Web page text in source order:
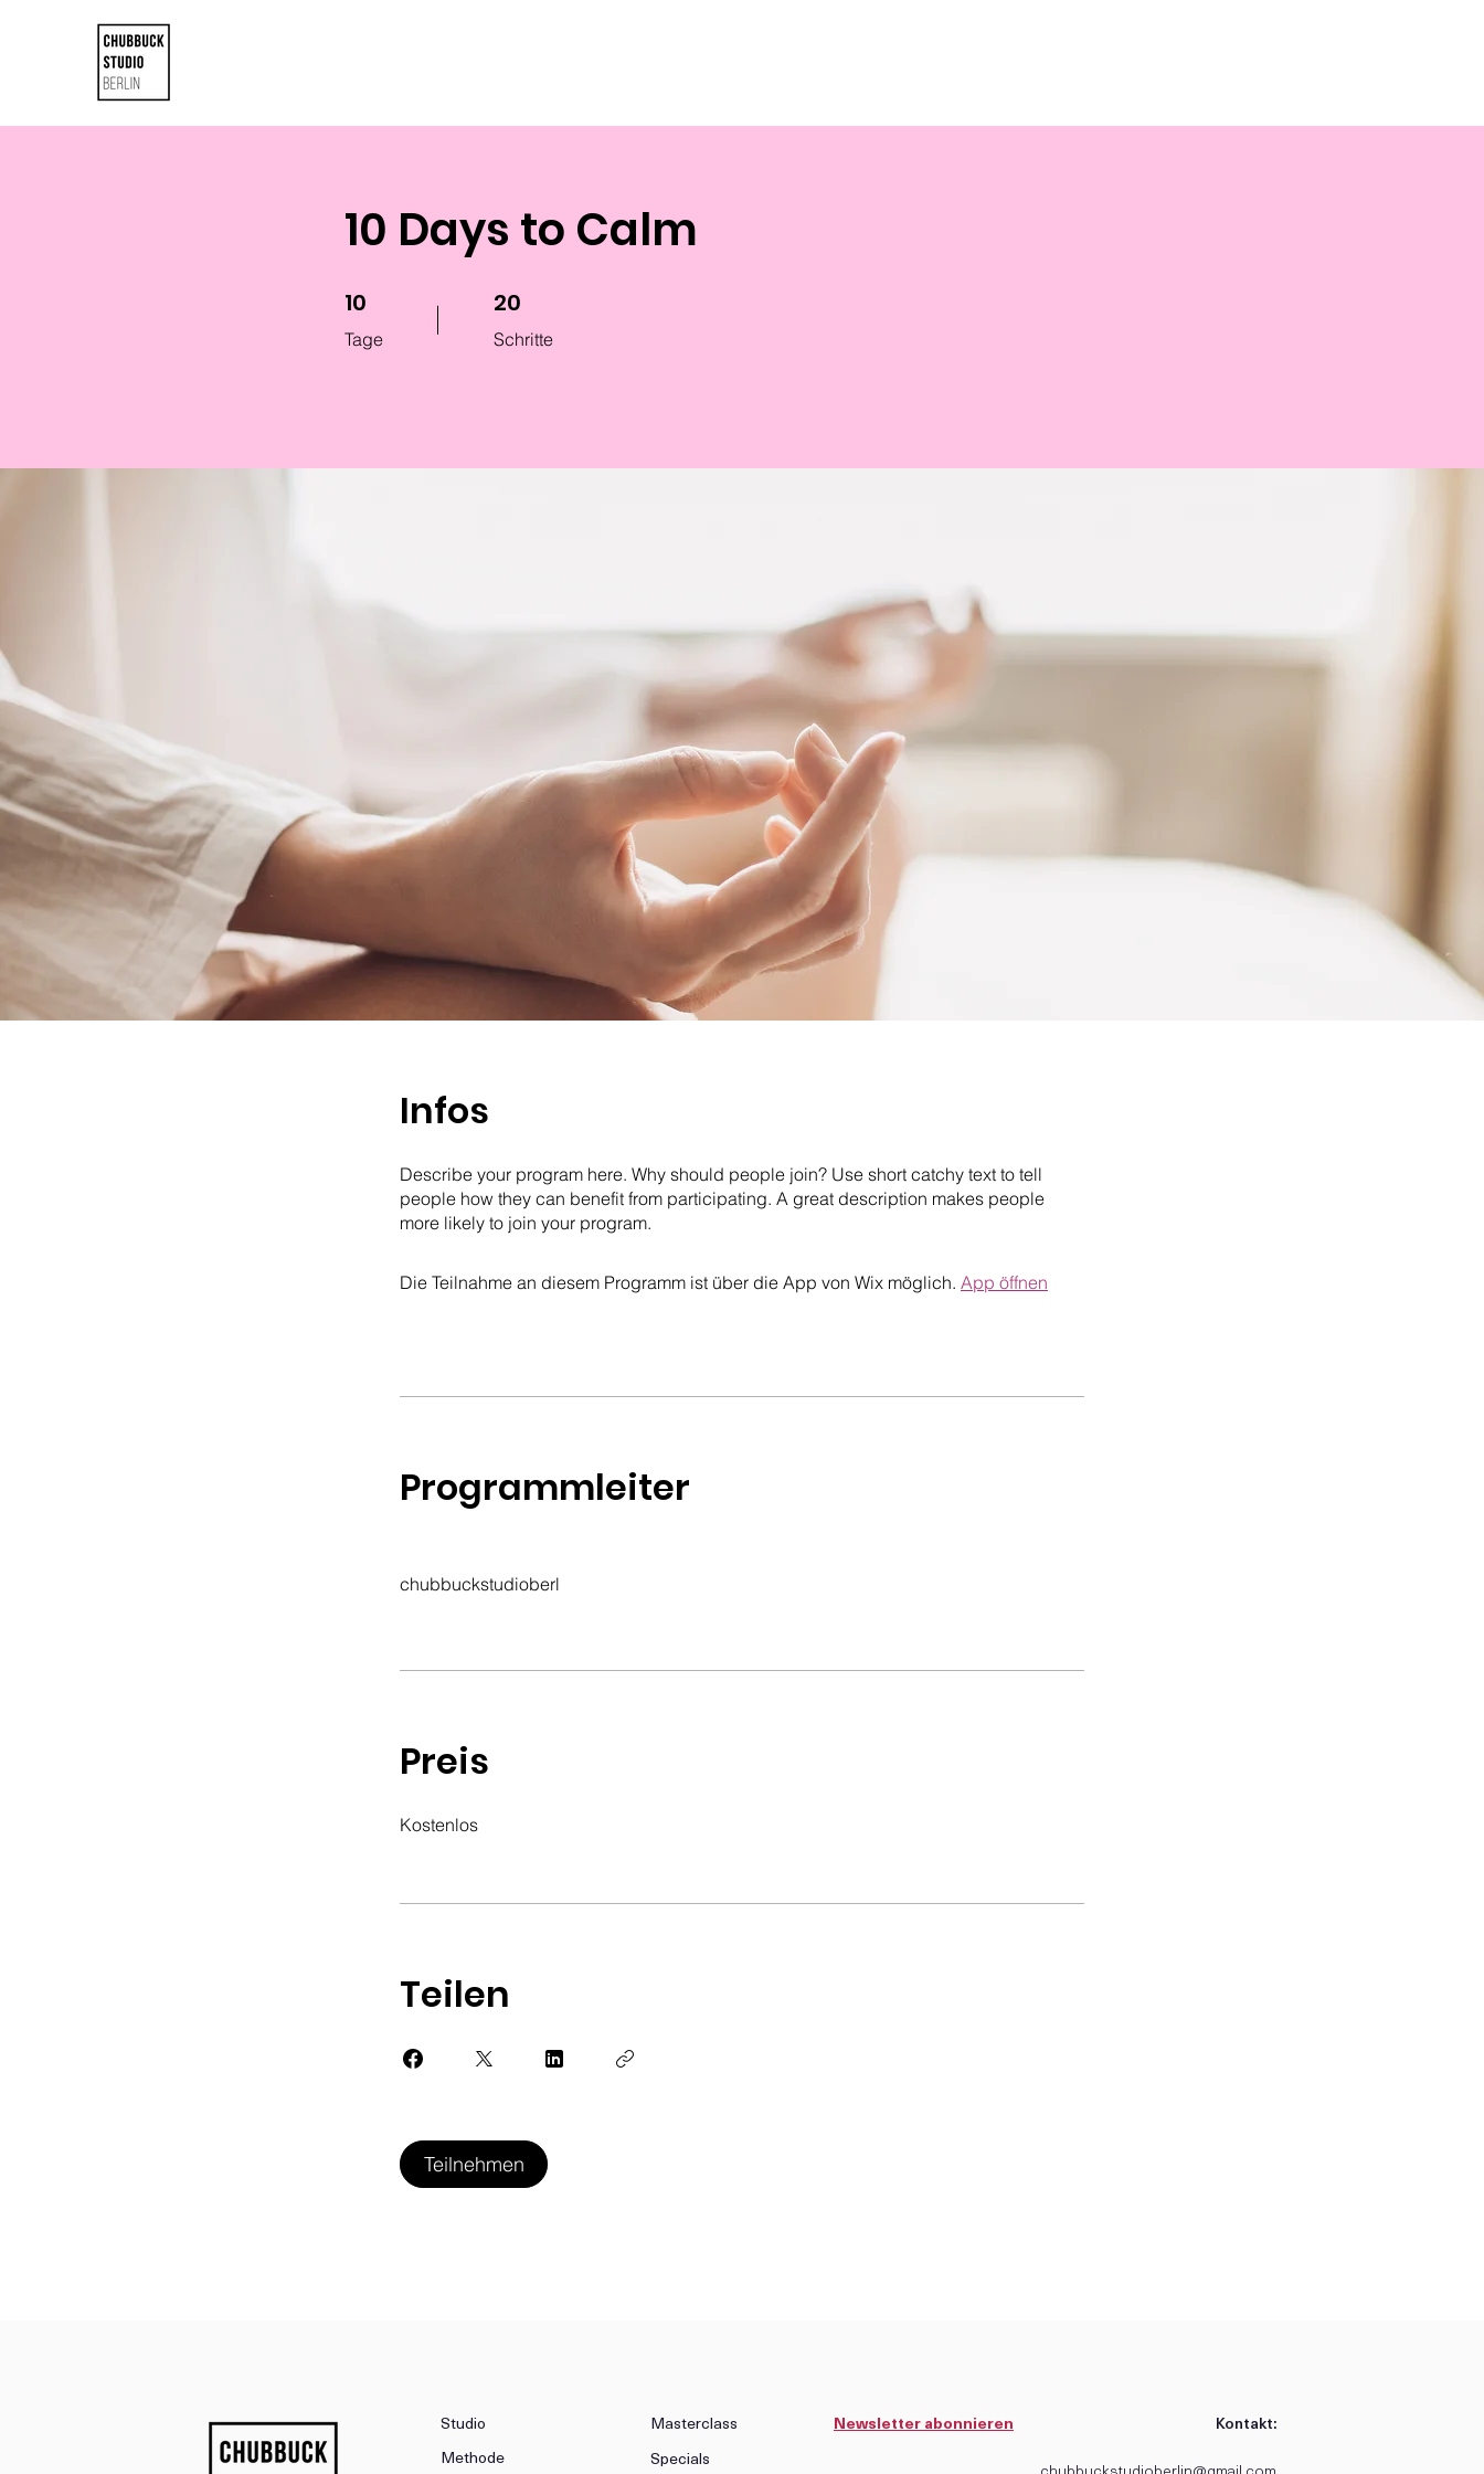
10 Days to Calm
10
Tage
10 Tage 20
Schritte
20 Schritte
Infos
Describe your program here. Why should people join? Use short catchy text to tell
people how they can benefit from participating. A great description makes people
more likely to join your program.
Die Teilnahme an diesem Programm ist über die App von Wix möglich. App öffnen
Programmleiter
chubbuckstudioberl
Preis
Kostenlos
Teilen
Teilnehmen
Studio
Methode
Masterclass Newsletter abonnieren
Specials
Kontakt: